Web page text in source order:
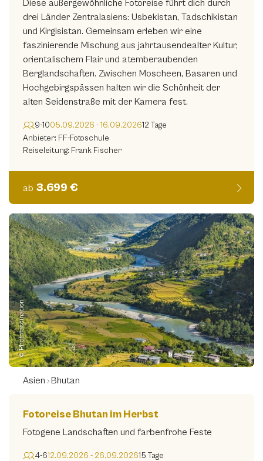
Diese außergewöhnliche Fotoreise führt dich durch
drei Länder Zentralasiens: Usbekistan, Tadschikistan
und Kirgisistan. Gemeinsam erleben wir eine
faszinierende Mischung aus jahrtausendealter Kultur,
orientalischem Flair und atemberaubenden
Berglandschaften. Zwischen Moscheen, Basaren und
Hochgebirgspässen halten wir die Schönheit der
alten Seidenstraße mit der Kamera fest.
9-1005.09.2026 - 16.09.202612 Tage
Anbieter: FF-Fotoschule
Reiseleitung: Frank Fischer
ab 3.699 €
© Photofascination
Asien Bhutan
Fotoreise Bhutan im Herbst
Fotogene Landschaften und farbenfrohe Feste
4-612.09.2026 - 26.09.202615 Tage